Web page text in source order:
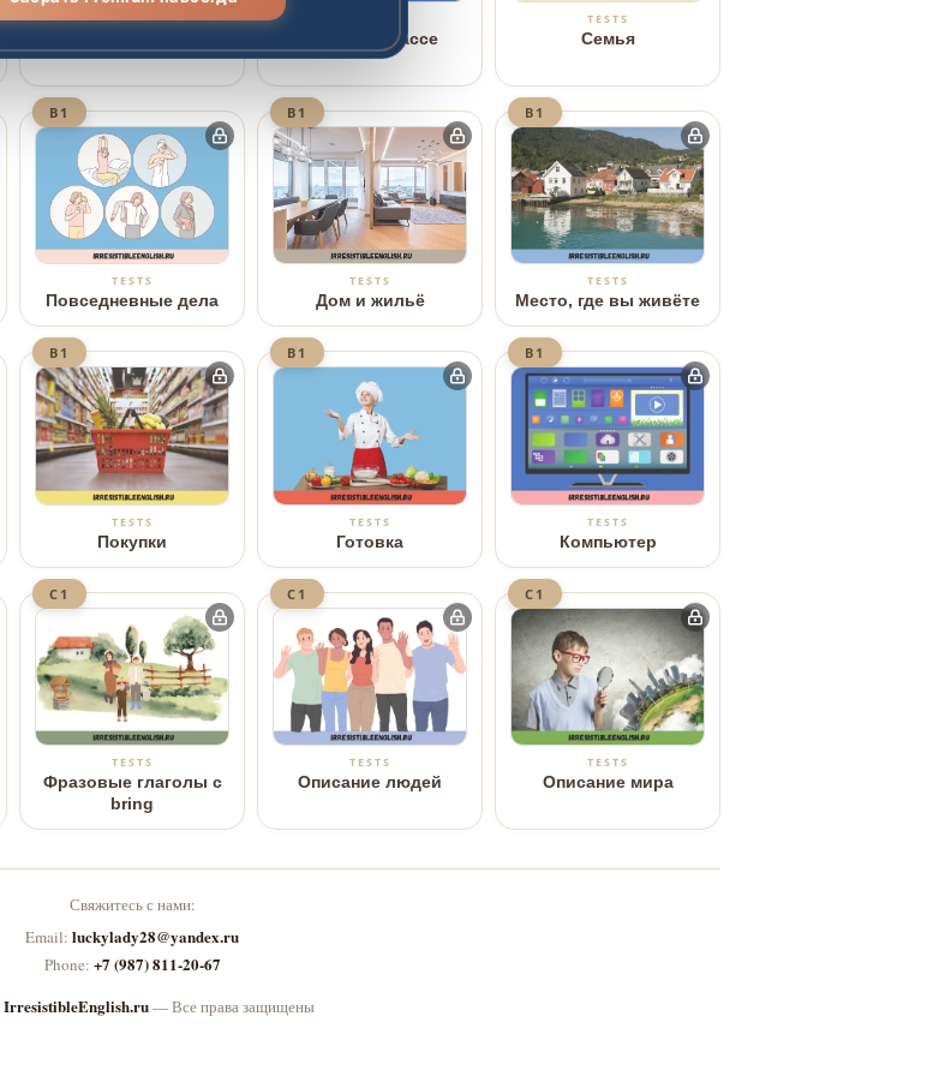
TESTS
Фразы в классе
TESTS
Семья
B1
TESTS
Повседневные дела
B1
TESTS
Дом и жильё
B1
TESTS
Место, где вы живёте
B1
TESTS
Покупки
B1
TESTS
Готовка
B1
TESTS
Компьютер
C1
TESTS
Фразовые глаголы с
bring
C1
TESTS
Описание людей
C1
TESTS
Описание мира
Свяжитесь с нами:
Email: luckylady28@yandex.ru
Phone: +7 (987) 811-20-67
IrresistibleEnglish.ru—Все права защищены